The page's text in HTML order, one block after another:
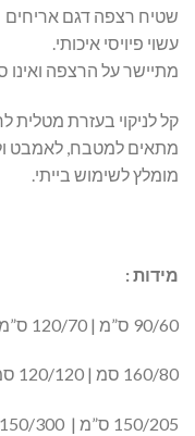
שטיח רצפה דגם אריחים
עשוי פיויסי איכותי.
מתיישר על הרצפה ואינו
קל לניקוי בעזרת מטלית
מתאים למטבח, לאמבט
מומלץ לשימוש בייתי.
מידות :
90/60 ס”מ | 120/70 ס”מ | 160/60 ס”מ |
160/80 סמ | 120/120 סמ | 120/180 ס”מ | 240/60 סמ |
150/205 ס”מ | 150/300 ס”מ | 160/300 סמ